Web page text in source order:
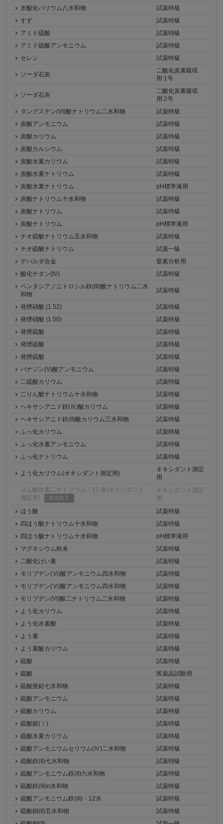
水酸化バリウム八水和物
試薬特級
すず
試薬特級
アミド硫酸
試薬特級
アミド硫酸アンモニウム
試薬特級
セレン
試薬特級
ソーダ石灰
二酸化炭素吸収
用:1号
ソーダ石灰
二酸化炭素吸収
用:2号
タングステン(VI)酸ナトリウム二水和物
試薬特級
炭酸アンモニウム
試薬特級
炭酸カリウム
試薬特級
炭酸カルシウム
試薬特級
炭酸水素カリウム
試薬特級
炭酸水素ナトリウム
試薬特級
炭酸水素ナトリウム
pH標準液用
炭酸ナトリウム十水和物
試薬特級
炭酸ナトリウム
試薬特級
炭酸ナトリウム
pH標準液用
チオ硫酸ナトリウム五水和物
試薬特級
チオ硫酸ナトリウム
試薬一級
デバルダ合金
窒素分析用
酸化チタン(IV)
試薬特級
ペンタシアノニトロシル鉄(III)酸ナトリウム二水
和物
試薬特級
発煙硝酸 (1.52)
試薬特級
発煙硝酸 (1.50)
試薬特級
発煙硫酸
試薬特級
発煙硫酸
試薬特級
発煙硫酸
試薬特級
バナジン(V)酸アンモニウム
試薬特級
二硫酸カリウム
試薬特級
二りん酸ナトリウム十水和物
試薬特級
ヘキサシアニド鉄(Ⅲ)酸カリウム
試薬特級
ヘキサシアニド鉄(II)酸カリウム三水和物
試薬特級
ふっ化カリウム
試薬特級
ふっ化水素アンモニウム
試薬特級
ふっ化ナトリウム
試薬特級
よう化カリウム(オキシダント測定用)
オキシダント測定
用
りん酸水素二ナトリウム・12 水(オキシダント
測定用)
販売終了
オキシダント測定
用
ほう酸
試薬特級
四ほう酸ナトリウム十水和物
試薬特級
四ほう酸ナトリウム十水和物
pH標準液用
マグネシウム粉末
試薬特級
二酸化けい素
試薬特級
モリブデン(Ⅵ)酸アンモニウム四水和物
試薬特級
モリブデン(Ⅵ)酸アンモニウム四水和物
試薬特級
モリブデン(VI)酸二ナトリウム二水和物
試薬特級
よう化カリウム
試薬特級
よう化水素酸
試薬特級
よう素
試薬特級
よう素酸カリウム
試薬特級
硫酸
試薬特級
硫酸
医薬品試験用
硫酸亜鉛七水和物
試薬特級
硫酸アンモニウム
試薬特級
硫酸カリウム
試薬特級
硫酸銀(Ⅰ)
試薬特級
硫酸水素カリウム
試薬特級
硫酸アンモニウムセリウム(Ⅳ)二水和物
試薬特級
硫酸鉄(II)七水和物
試薬特級
硫酸アンモニウム鉄(II)六水和物
試薬特級
硫酸鉄(III)n水和物
試薬特級
硫酸アンモニウム鉄(III)・12水
試薬特級
硫酸銅(II)五水和物
試薬特級